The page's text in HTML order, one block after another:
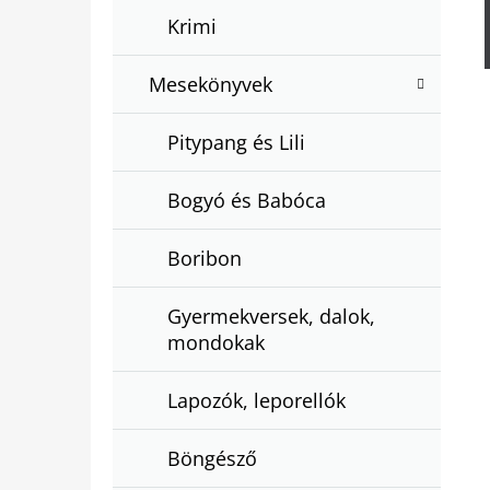
Krimi
Mesekönyvek
Pitypang és Lili
Bogyó és Babóca
Boribon
Gyermekversek, dalok,
mondokak
Lapozók, leporellók
Böngésző